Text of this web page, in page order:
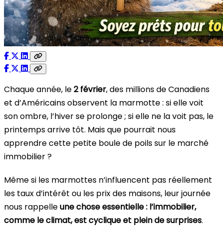
Chaque année, le2 février, des millions de Canadiens
et d’Américains observent la marmotte : si elle voit
son ombre, l’hiver se prolonge ; si elle ne la voit pas, le
printemps arrive tôt. Mais que pourrait nous
apprendre cette petite boule de poils sur le marché
immobilier ?
Même si les marmottes n’influencent pas réellement
les taux d’intérêt ou les prix des maisons, leur journée
nous rappelleune chose essentielle : l’immobilier,
comme le climat, est cyclique et plein de surprises.